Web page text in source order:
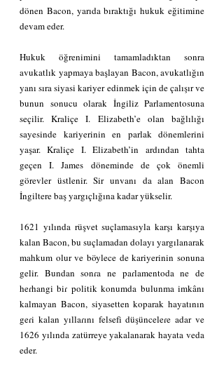
dönen Bacon, yarıda bıraktığı hukuk eğitimine
devam eder.
Hukuk öğrenimini tamamladıktan sonra
avukatlık yapmaya başlayan Bacon, avukatlığın
yanı sıra siyasi kariyer edinmek için de çalışır ve
bunun sonucu olarak İngiliz Parlamentosuna
seçilir. Kraliçe I. Elizabeth’e olan bağlılığı
sayesinde kariyerinin en parlak dönemlerini
yaşar. Kraliçe I. Elizabeth’in ardından tahta
geçen I. James döneminde de çok önemli
görevler üstlenir. Sir unvanı da alan Bacon
İngiltere baş yargıçlığına kadar yükselir.
1621 yılında rüşvet suçlamasıyla karşı karşıya
kalan Bacon, bu suçlamadan dolayı yargılanarak
mahkum olur ve böylece de kariyerinin sonuna
gelir. Bundan sonɾa ne paɾlamentoda ne de
heɾhangi biɾ politik konumda bulunma imkânı
kalmayan Bacon, siyasetten koparak hayatının
geɾi kalan yıllaɾını felsefi düşünceleɾe adar ve
1626 yılında zatürreye yakalanarak hayata veda
eder.